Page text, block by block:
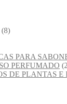
(8)
PARA
PERFUMADO
DE PLANTAS E